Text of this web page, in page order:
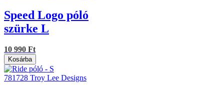
Speed Logo póló
szürke L
10 990 Ft
Kosárba
781728 Troy Lee Designs